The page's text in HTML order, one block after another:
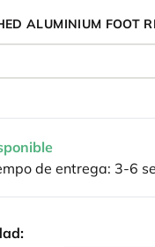
ALUMINIUM FOOT
de entrega: 3-6